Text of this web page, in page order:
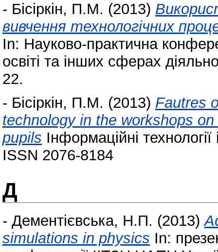
- Бісіркін, П.М. (2013)
вивчення технологічних
In: Науково-практична
освіті та інших сферах
22.
- Бісіркін, П.М. (2013) Fautres
technology in the workshops
pupils Інформаційні
ISSN 2076-8184
Д
- Дементієвська, Н.П. (2013)
simulations in physics In: